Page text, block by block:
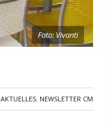
Foto: Vivanti
AKTUELLES, NEWSLETTER CM